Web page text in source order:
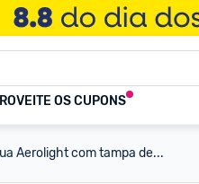
OS CUPONS
Aerolight com tampa de...